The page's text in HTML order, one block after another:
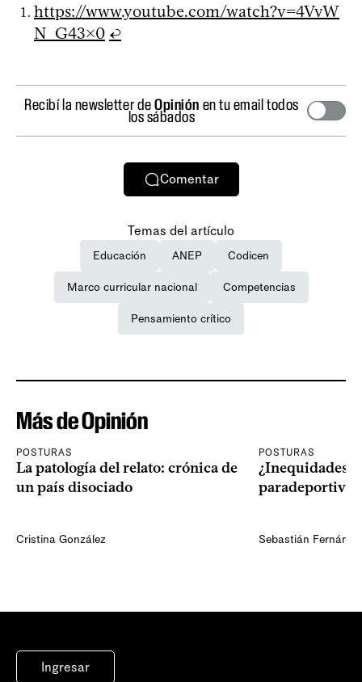
https://www.youtube.com/watch?v=4VvW
N_G43x0 ↩
Recibí la newsletter deOpinión en tu email todos
los sábados
Comentar
Temas del artículo
Educación ANEP Codicen
Marco curricular nacional Competencias
Pensamiento crítico
Más de Opinión
POSTURAS
La patología del relato: crónica de
un país disociado
Cristina González
POSTURAS
¿Inequidades
paradeportivo
Sebastián
Ingresar